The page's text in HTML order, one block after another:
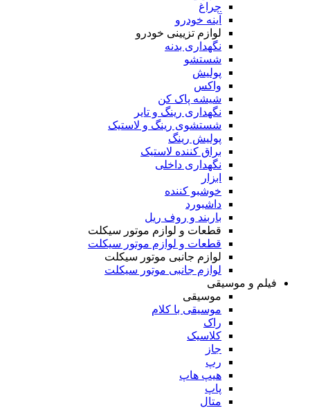
چراغ
آینه خودرو
لوازم تزیینی خودرو
نگهداری بدنه
شستشو
پولیش
واکس
شیشه پاک کن
نگهداری رینگ و تایر
شستشوی رینگ و لاستیک
پولیش رینگ
براق کننده لاستیک
نگهداری داخلی
ابزار
خوشبو کننده
داشبورد
باربند و روف ریل
قطعات و لوازم موتور سیکلت
قطعات و لوازم موتور سیکلت
لوازم جانبی موتور سیکلت
لوازم جانبی موتور سیکلت
فیلم و موسیقی
موسیقی
موسیقی با کلام
راک
کلاسیک
جاز
رپ
هیپ هاپ
پاپ
متال